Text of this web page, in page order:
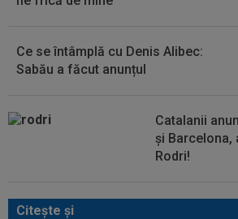
Ce se întâmplă cu Denis Alibec:
Sabău a făcut anunțul
Catalanii
și Barcelona,
Rodri!
Citeşte şi